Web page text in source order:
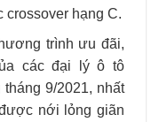
crossover hạng C.
trình ưu đãi,
các đại lý ô tô
9/2021, nhất
nới lỏng giãn